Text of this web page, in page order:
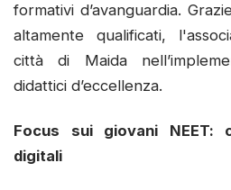
formativi d’avanguardia.
altamente qualificati,
città di Maida
didattici d’eccellenza.
Focus sui giovani NEET:
digitali